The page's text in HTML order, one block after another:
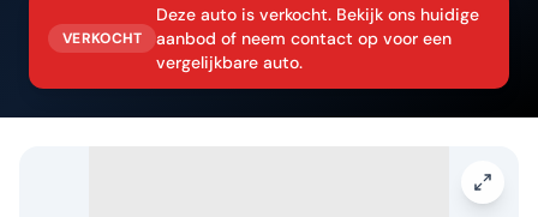
VERKOCHT
Deze auto is verkocht. Bekijk ons huidige
aanbod of neem contact op voor een
vergelijkbare auto.